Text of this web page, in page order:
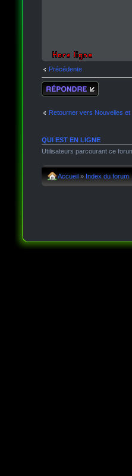
Précédente
Répondre
Retourner vers Nouvelles et
QUI EST EN LIGNE
Utilisateurs parcourant ce
Accueil » Index du forum